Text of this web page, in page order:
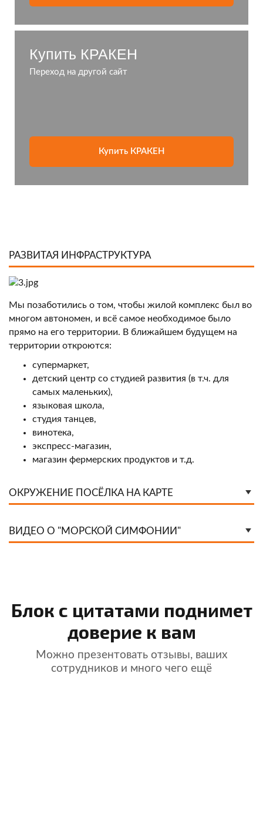
Купить КРАКЕН
Переход на другой сайт
Купить КРАКЕН
РАЗВИТАЯ ИНФРАСТРУКТУРА
Мы позаботились о том, чтобы жилой комплекс был во
многом автономен, и всё самое необходимое было
прямо на его территории. В ближайшем будущем на
территории откроются:
супермаркет,
детский центр со студией развития (в т.ч. для
самых маленьких),
языковая школа,
студия танцев,
винотека,
экспресс-магазин,
магазин фермерских продуктов и т.д.
ОКРУЖЕНИЕ ПОСЁЛКА НА КАРТЕ
ВИДЕО О "МОРСКОЙ СИМФОНИИ"
Блок с цитатами поднимет
доверие к вам
Можно презентовать отзывы, ваших
сотрудников и много чего ещё